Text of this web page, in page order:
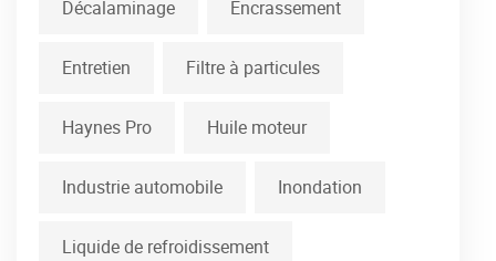
Décalaminage Encrassement
Entretien Filtre à particules
Haynes Pro Huile moteur
Industrie automobile Inondation
Liquide de refroidissement